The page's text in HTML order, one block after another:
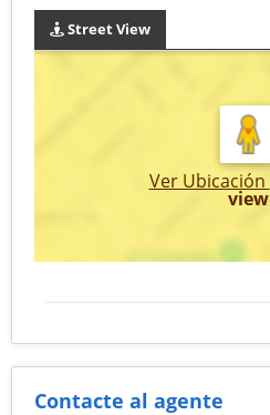
Street View
Ver Ubicación
view
Contacte al agente